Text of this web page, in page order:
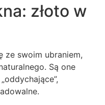
złoto w
ze swoim ubraniem,
Są one